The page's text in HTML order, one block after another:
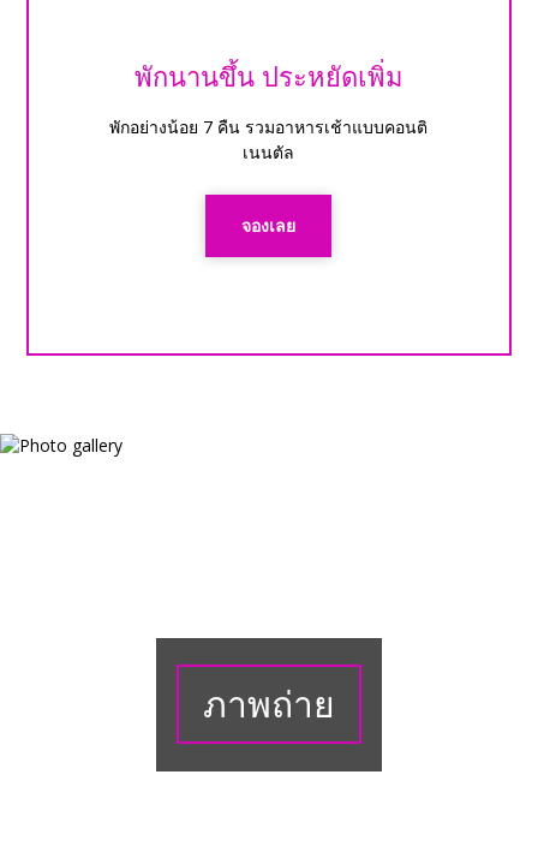
พักนานขึ้น ประหยัดเพิ่ม
พักอย่างน้อย 7 คืน รวมอาหารเช้าแบบคอนติ
เนนตัล
จองเลย
ภาพถ่าย